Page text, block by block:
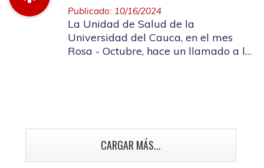
Publicado: 10/16/2024
La Unidad de Salud de la
Universidad del Cauca, en el mes
Rosa - Octubre, hace un llamado a la
CARGAR MÁS...